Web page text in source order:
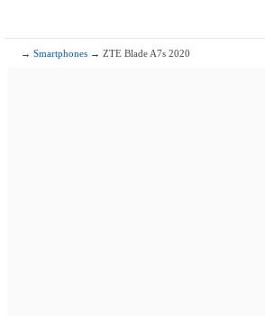
→Smartphones → ZTE Blade A7s 2020